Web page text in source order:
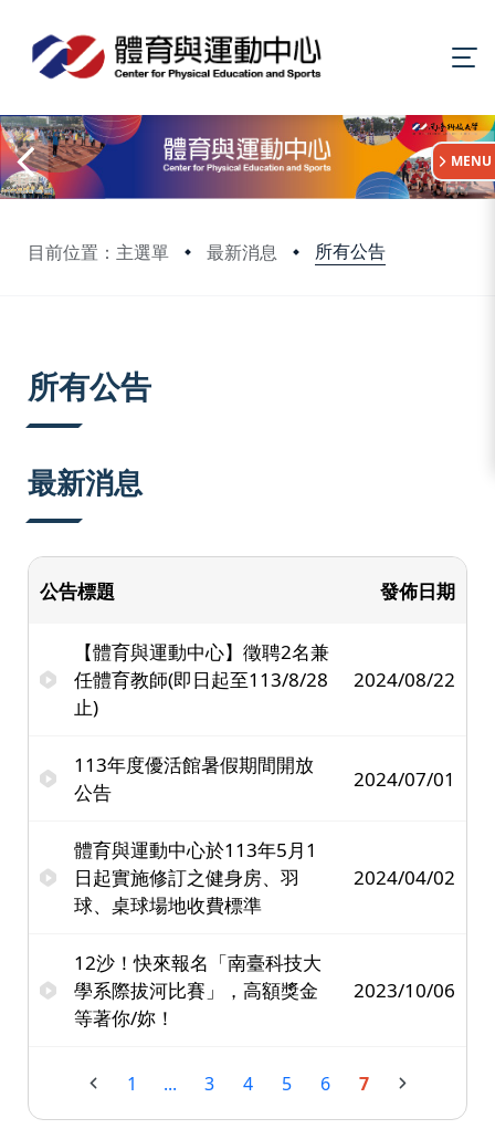
目前位置：主選單 最新消息 所有公告
:::
MENU
所有公告
最新消息
公告標題 發佈日期
【體育與運動中心】徵聘2名兼
任體育教師(即日起至113/8/28
止)
2024/08/22
113年度優活館暑假期間開放
公告
2024/07/01
體育與運動中心於113年5月1
日起實施修訂之健身房、羽
球、桌球場地收費標準
2024/04/02
12沙！快來報名「南臺科技大
學系際拔河比賽」，高額獎金
等著你/妳！
2023/10/06
1 ... 3 4 5 6 7